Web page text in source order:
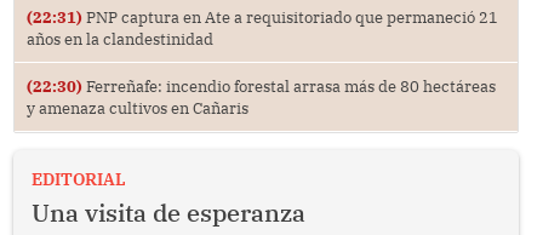
(22:31) PNP captura en Ate a requisitoriado que permaneció 21
años en la clandestinidad
(22:30) Ferreñafe: incendio forestal arrasa más de 80 hectáreas
y amenaza cultivos en Cañaris
EDITORIAL
Una visita de esperanza